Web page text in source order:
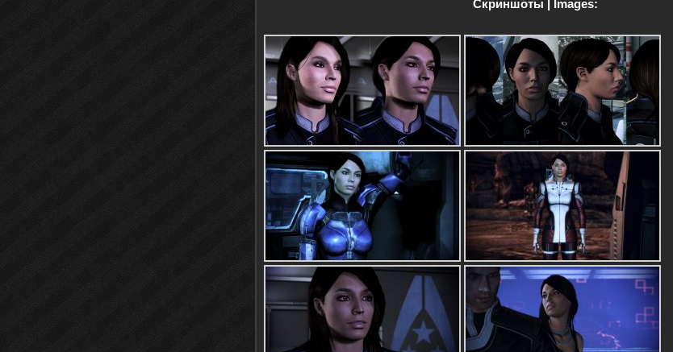
Скриншоты | Images: